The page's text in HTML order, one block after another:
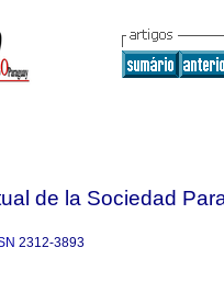
de la Sociedad
2312-3893